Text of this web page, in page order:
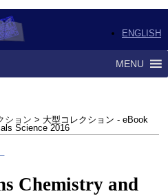
ENGLISH
MENU
ション > 大型コレクション - eBook
Science 2016
Chemistry and